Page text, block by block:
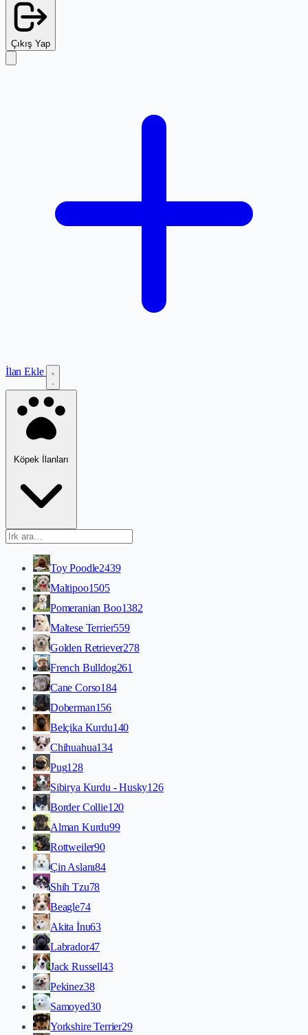
Çıkış Yap
İlan Ekle
Köpek İlanları
Toy Poodle2439
Maltipoo1505
Pomeranian Boo1382
Maltese Terrier559
Golden Retriever278
French Bulldog261
Cane Corso184
Doberman156
Belçika Kurdu140
Chihuahua134
Pug128
Sibirya Kurdu - Husky126
Border Collie120
Alman Kurdu99
Rottweiler90
Çin Aslanı84
Shih Tzu78
Beagle74
Akita İnu63
Labrador47
Jack Russell43
Pekinez38
Samoyed30
Yorkshire Terrier29